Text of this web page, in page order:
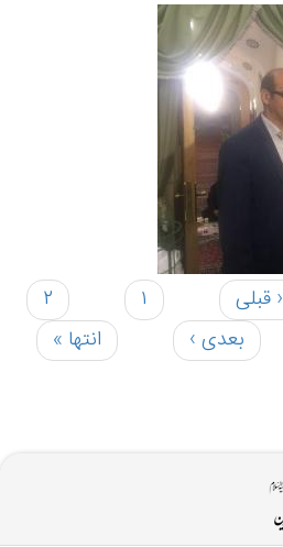
‹ قبلی ۱
۲
بعدی › انتها »